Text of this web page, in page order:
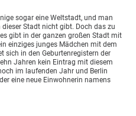
sogar eine Weltstadt, und man
Stadt nicht gibt. Doch das zu
gibt in der ganzen großen Stadt mit
einziges junges Mädchen mit dem
sich in den Geburtenregistern der
Jahren kein Eintrag mit diesem
im laufenden Jahr und Berlin
eine neue Einwohnerin namens